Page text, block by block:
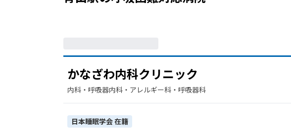
かなざわ内科クリニック
内科・​呼吸器内科・​アレルギー科・​呼吸器科
日本睡眠学会在籍